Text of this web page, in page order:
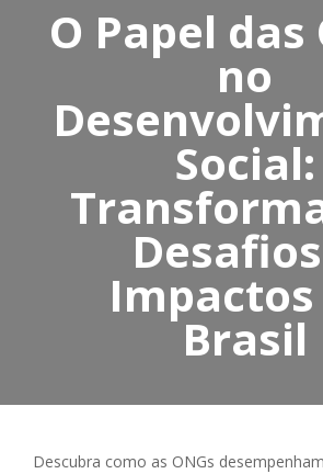
O Papel das
no
Social:
Brasil
Descubra como as ONGs